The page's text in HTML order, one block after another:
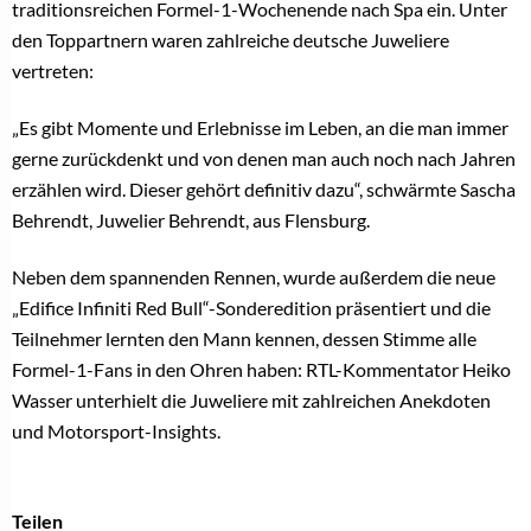
traditionsreichen Formel-1-Wochenende nach Spa ein. Unter
den Toppartnern waren zahlreiche deutsche Juweliere
vertreten:
„Es gibt Momente und Erlebnisse im Leben, an die man immer
gerne zurückdenkt und von denen man auch noch nach Jahren
erzählen wird. Dieser gehört definitiv dazu“, schwärmte Sascha
Behrendt, Juwelier Behrendt, aus Flensburg.
Neben dem spannenden Rennen, wurde außerdem die neue
„Edifice Infiniti Red Bull“-Sonderedition präsentiert und die
Teilnehmer lernten den Mann kennen, dessen Stimme alle
Formel-1-Fans in den Ohren haben: RTL-Kommentator Heiko
Wasser unterhielt die Juweliere mit zahlreichen Anekdoten
und Motorsport-Insights.
Teilen